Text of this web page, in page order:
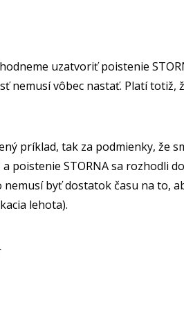
uzatvoriť poistenie
nemusí vôbec nastať. Platí totiž,
príklad, tak za podmienky, že
poistenie STORNA sa rozhodli
nemusí byť dostatok času na to,
lehota).